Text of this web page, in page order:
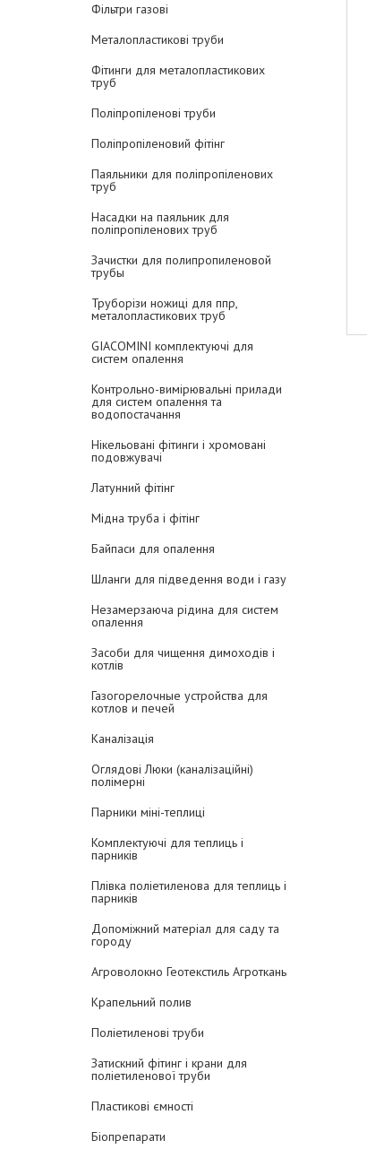
Фільтри газові
Металопластикові труби
Фітинги для металопластикових
труб
Поліпропіленові труби
Поліпропіленовий фітінг
Паяльники для поліпропіленових
труб
Насадки на паяльник для
поліпропіленових труб
Зачистки для полипропиленовой
трубы
Труборізи ножиці для ппр,
металопластикових труб
GIACOMINI комплектуючі для
систем опалення
Контрольно-вимірювальні прилади
для систем опалення та
водопостачання
Нікельовані фітинги і хромовані
подовжувачі
Латунний фітінг
Мідна труба і фітінг
Байпаси для опалення
Шланги для підведення води і газу
Незамерзаюча рідина для систем
опалення
Засоби для чищення димоходів і
котлів
Газогорелочные устройства для
котлов и печей
Каналізація
Оглядові Люки (каналізаційні)
полімерні
Парники міні-теплиці
Комплектуючі для теплиць і
парників
Плівка поліетиленова для теплиць і
парників
Допоміжний матеріал для саду та
городу
Агроволокно Геотекстиль Агроткань
Крапельний полив
Поліетиленові труби
Затискний фітинг і крани для
поліетиленової труби
Пластикові ємності
Біопрепарати